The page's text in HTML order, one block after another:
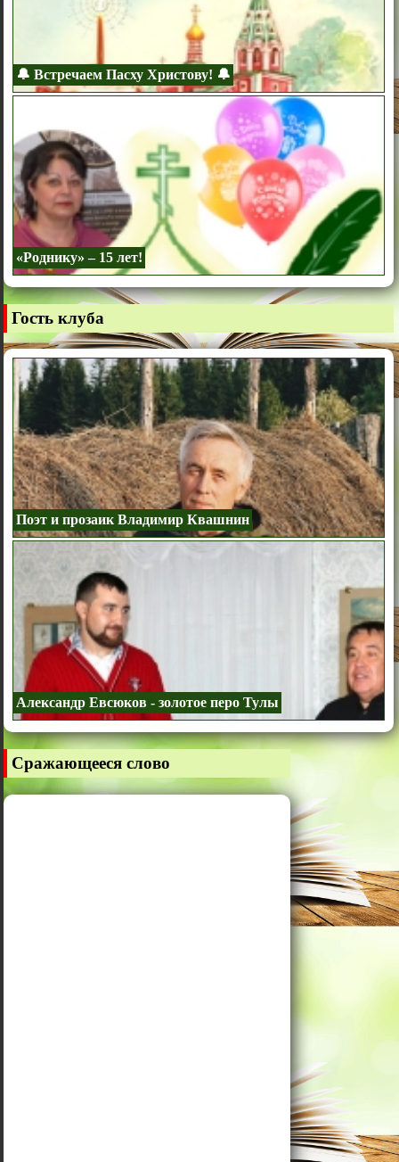
🔔 Встречаем Пасху Христову! 🔔
«Роднику» – 15 лет!
Гость клуба
Поэт и прозаик Владимир Квашнин
Александр Евсюков - золотое перо Тулы
Сражающееся слово